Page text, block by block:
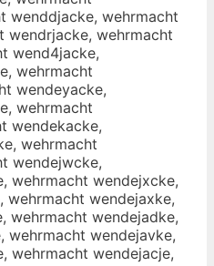
wenddjacke, wehrmacht
wendrjacke, wehrmacht
wend4jacke,
wehrmacht
wendeyacke,
wehrmacht
wendekacke,
wehrmacht
wendejwcke,
wehrmacht wendejxcke,
wehrmacht wendejaxke,
wehrmacht wendejadke,
wehrmacht wendejavke,
wehrmacht wendejacje,